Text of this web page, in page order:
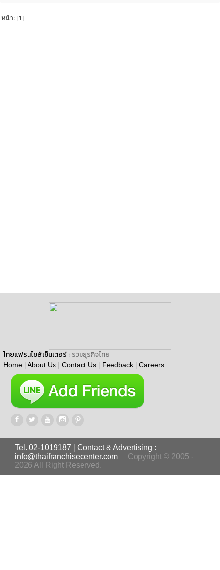
หน้า: [1]
ไทยแฟรนไชส์เซ็นเตอร์ : รวมธุรกิจไทย
Home | About Us | Contact Us | Feedback | Careers
Tel. 02-1019187
Contact & Advertising :
info@thaifranchisecenter.com
Copyright © 2005 -
2026 All Right Reserved.